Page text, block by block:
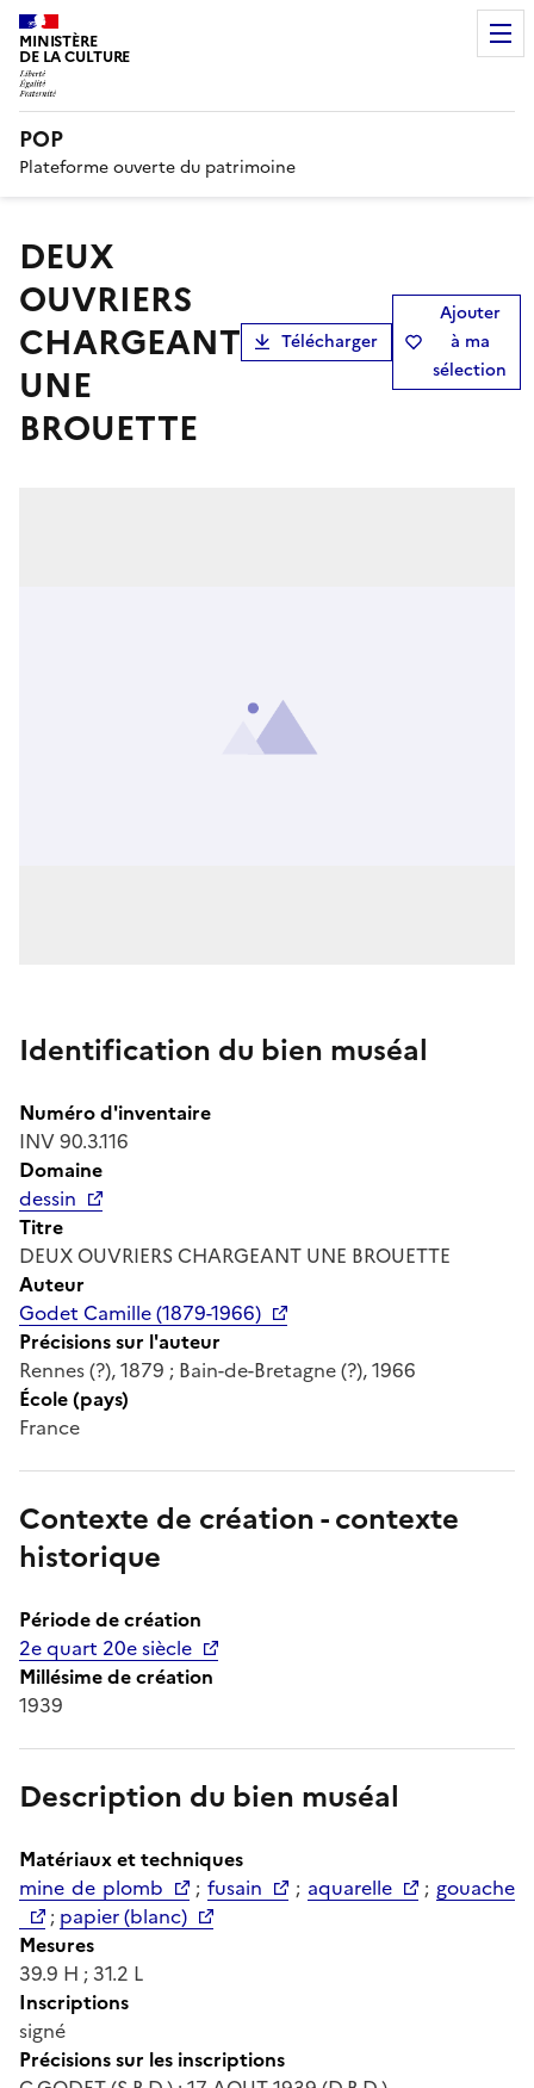
MINISTÈRE
DE LA CULTURE
POP
Plateforme ouverte du patrimoine
DEUX
OUVRIERS
CHARGEANT
UNE
BROUETTE
Télécharger
Ajouter
à ma
sélection
Identification du bien muséal
Numéro d'inventaire
INV 90.3.116
Domaine
dessin
Titre
DEUX OUVRIERS CHARGEANT UNE BROUETTE
Auteur
Godet Camille (1879-1966)
Précisions sur l'auteur
Rennes (?), 1879 ; Bain-de-Bretagne (?), 1966
École (pays)
France
Contexte de création - contexte
historique
Période de création
2e quart 20e siècle
Millésime de création
1939
Description du bien muséal
Matériaux et techniques
mine de plomb
; fusain ; aquarelle ; gouache
; papier (blanc)
Mesures
39.9 H ; 31.2 L
Inscriptions
signé
Précisions sur les inscriptions